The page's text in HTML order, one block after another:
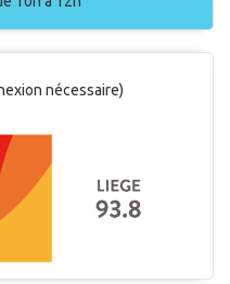
nécessaire)